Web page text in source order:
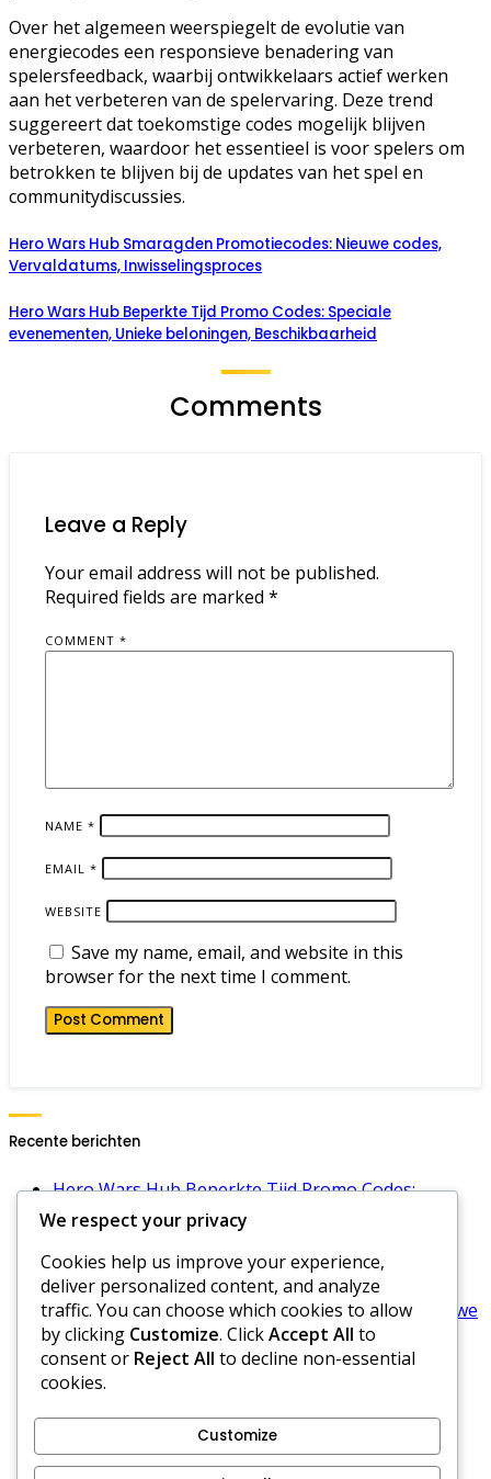
Over het algemeen weerspiegelt de evolutie van
energiecodes een responsieve benadering van
spelersfeedback, waarbij ontwikkelaars actief werken
aan het verbeteren van de spelervaring. Deze trend
suggereert dat toekomstige codes mogelijk blijven
verbeteren, waardoor het essentieel is voor spelers om
betrokken te blijven bij de updates van het spel en
communitydiscussies.
Hero Wars Hub Smaragden Promotiecodes: Nieuwe codes,
Vervaldatums, Inwisselingsproces
Hero Wars Hub Beperkte Tijd Promo Codes: Speciale
evenementen, Unieke beloningen, Beschikbaarheid
Comments
Leave a Reply
Your email address will not be published.
Required fields are marked *
COMMENT *
NAME *
EMAIL *
WEBSITE
Save my name, email, and website in this
browser for the next time I comment.
Recente berichten
Hero Wars Hub Beperkte Tijd Promo Codes:
Speciale evenementen, Unieke beloningen,
Beschikbaarheid
Hero Wars Dominion Era Energiecodes: Laatste
codes, Gebruik, Voordelen
Hero Wars Hub Smaragden Promotiecodes: Nieuwe
codes, Vervaldatums, Inwisselingsproces
Hero Wars Hub Promotiecodes Voor Gilden:
Gildevoordelen, Activatie, Beloningen
instellen, Herinneringen, Updates
Cookies en tracking
We respect your privacy
Cookies help us improve your experience,
deliver personalized content, and analyze
traffic. You can choose which cookies to allow
by clicking Customize. ClickAccept All to
consent or Reject All to decline non-essential
cookies.
Customize